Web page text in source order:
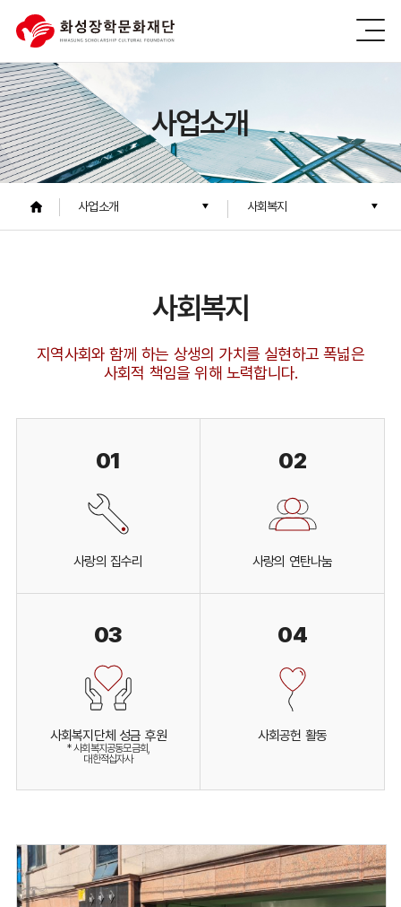
사업소개
사업소개 사회복지
사회복지
지역사회와 함께 하는 상생의 가치를 실현하고 폭넓은
사회적 책임을 위해 노력합니다.
01
사랑의 집수리
02
사랑의 연탄나눔
03
사회복지단체 성금 후원
* 사회복지공동모금회,
대한적십자사
04
사회공헌 활동